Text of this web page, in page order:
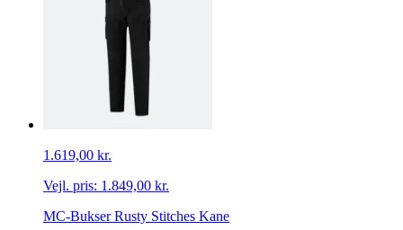
1.619,00 kr.
Vejl. pris: 1.849,00 kr.
MC-Bukser Rusty Stitches Kane